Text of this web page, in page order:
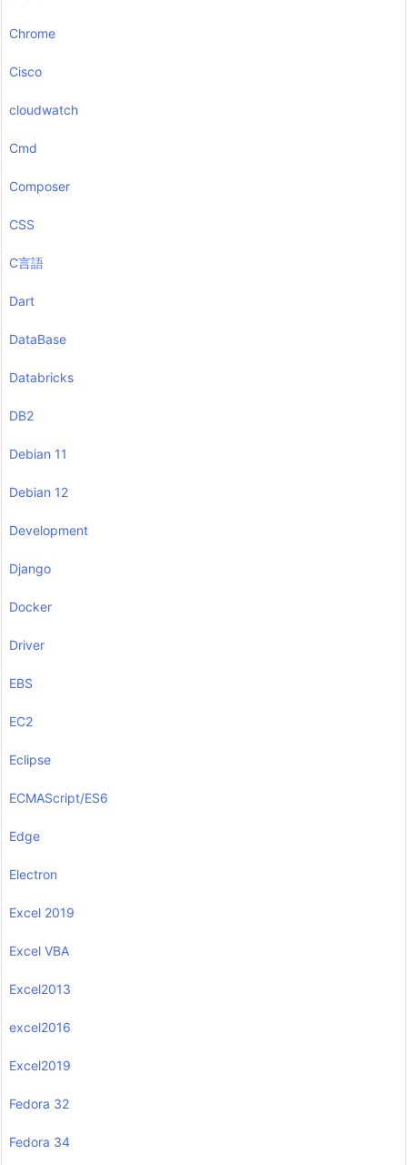
Chrome
Cisco
cloudwatch
Cmd
Composer
CSS
C言語
Dart
DataBase
Databricks
DB2
Debian 11
Debian 12
Development
Django
Docker
Driver
EBS
EC2
Eclipse
ECMAScript/ES6
Edge
Electron
Excel 2019
Excel VBA
Excel2013
excel2016
Excel2019
Fedora 32
Fedora 34